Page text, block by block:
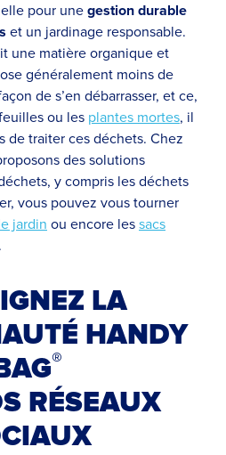
pour une gestion durable
et un jardinage responsable.
une matière organique et
généralement moins de
de s’en débarrasser, et ce,
ou les plantes mortes, il
de traiter ces déchets. Chez
des solutions
y compris les déchets
vous pouvez vous tourner
jardin ou encore les sacs
.
LA
HANDY
®
RÉSEAUX